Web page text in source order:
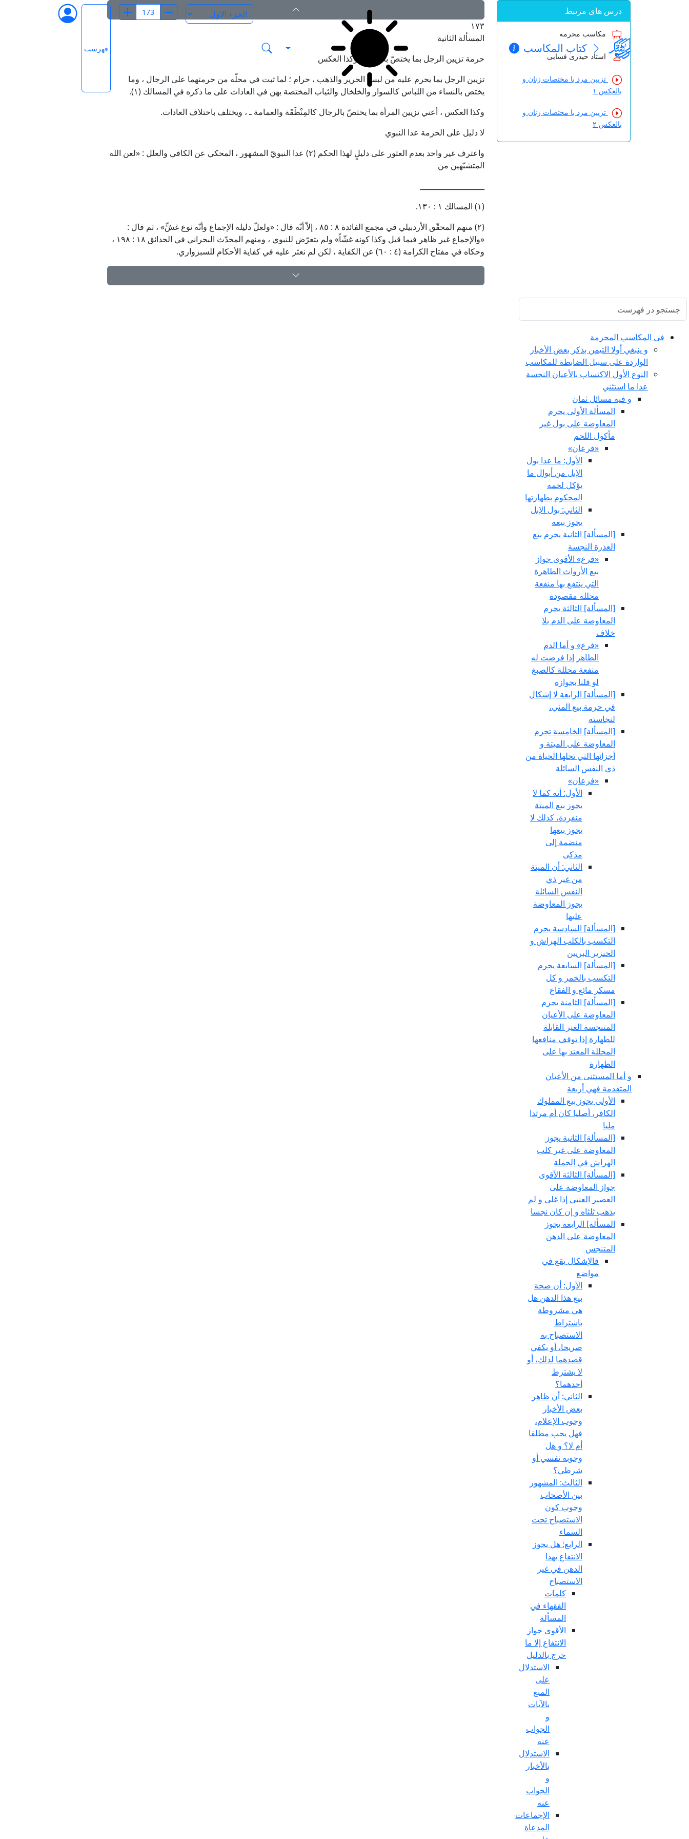
کتاب المکاسب فهرست
١٧٣
المسألة الثانية
حرمة تزيين الرجل بما يختصّ بالنساء ، وكذا العكس
تزيين الرجل بما يحرم عليه من لبس الحرير والذهب‌ ، حرام ؛ لما ثبت في محلّه من حرمتهما على الرجال ، وما
يختص بالنساء من اللباس كالسوار والخلخال والثياب المختصة بهن في العادات على ما ذكره في المسالك (١)
.
وكذا العكس ، أعني تزيين المرأة بما يختصّ بالرجال كالمِنْطَقَة والعمامة ـ ، ويختلف باختلاف العادات.
لا دليل على الحرمة عدا النبوي
واعترف غير واحد بعدم العثور على دليلٍ لهذا الحكم (٢)
عدا النبويّ المشهور ، المحكي عن الكافي والعلل : «لعن الله
المتشبّهين من‌
(١) المسالك ١ : ١٣٠.
(٢) منهم المحقّق الأردبيلي في مجمع الفائدة ٨ : ٨٥ ، إلاّ أنّه قال : «ولعلّ دليله الإجماع وأنّه نوع غشٍّ» ، ثم قال :
«والإجماع غير ظاهر فيما قيل وكذا كونه غشّاً» ولم يتعرّض للنبوي ، ومنهم المحدّث البحراني في الحدائق ١٨ : ١٩٨ ،
وحكاه في مفتاح الكرامة (٤ : ٦٠) عن الكفاية ، لكن لم نعثر عليه في كفاية الأحكام للسبزواري.
درس های مرتبط
مکاسب محرمه
استاد حیدری فسایی
تزیین مرد با مختصات زنان و
بالعکس ۱
تزیین مرد با مختصات زنان و
بالعکس ۲
في المكاسب المحرمة
و ينبغي أولا التيمن بذكر بعض الأخبار
الواردة على سبيل الضابطة للمكاسب
النوع الأول الاكتساب بالأعيان النجسة
عدا ما استثني
و فيه مسائل ثمان
المسألة الأولى يحرم
المعاوضة على بول غير
مأكول اللحم
«فرعان»
الأول: ما عدا بول
الإبل من أبوال ما
يؤكل لحمه
المحكوم بطهارتها
الثاني: بول الإبل
يجوز بيعه
[المسألة] الثانية يحرم بيع
العذرة النجسة
«فرع» الأقوى جواز
بيع الأرواث الطاهرة
التي ينتفع بها منفعة
محللة مقصودة
[المسألة] الثالثة يحرم
المعاوضة على الدم بلا
خلاف
«فرع» و أما الدم
الطاهر إذا فرضت له
منفعة محللة كالصبغ
لو قلنا بجوازه
[المسألة] الرابعة لا إشكال
في حرمة بيع المني،
لنجاسته
[المسألة] الخامسة تحرم
المعاوضة على الميتة و
أجزائها التي تحلها الحياة من
ذي النفس السائلة
«فرعان»
الأول: أنه كما لا
يجوز بيع الميتة
منفردة، كذلك لا
يجوز بيعها
منضمة إلى
مذكى
الثاني: أن الميتة
من غير ذي
النفس السائلة
يجوز المعاوضة
عليها
[المسألة] السادسة يحرم
التكسب بالكلب الهراش و
الخنزير البريين
[المسألة] السابعة يحرم
التكسب بالخمر و كل
مسكر مائع و الفقاع
[المسألة] الثامنة يحرم
المعاوضة على الأعيان
المتنجسة الغير القابلة
للطهارة إذا توقف منافعها
المحللة المعتد بها على
الطهارة
و أما المستثنى من الأعيان
المتقدمة فهي أربعة
الأولى يجوز بيع المملوك
الكافر، أصليا كان أم مرتدا
مليا
[المسألة] الثانية يجوز
المعاوضة على غير كلب
الهراش في الجملة
[المسألة] الثالثة الأقوى
جواز المعاوضة على
العصير العنبي إذا غلى و لم
يذهب ثلثاه و إن كان نجسا
المسألة] الرابعة يجوز
المعاوضة على الدهن
المتنجس
فالإشكال يقع في
مواضع
الأول: أن صحة
بيع هذا الدهن هل
هي مشروطة
باشتراط
الاستصباح به
صريحا، أو يكفي
قصدهما لذلك، أو
لا يشترط
أحدهما؟
الثاني: أن ظاهر
بعض الأخبار
وجوب الإعلام،
فهل يجب مطلقا
أم لا؟ و هل
وجوبه نفسي أو
شرطي؟
الثالث: المشهور
بين الأصحاب
وجوب كون
الاستصباح تحت
السماء
الرابع: هل يجوز
الانتفاع بهذا
الدهن في غير
الاستصباح
كلمات
الفقهاء في
المسألة
الأقوى جواز
الانتفاع إلا ما
خرج بالدليل
الاستدلال
على
المنع
بالآيات
و
الجواب
عنه
الاستدلال
بالأخبار
و
الجواب
عنه
الإجماعات
المدعاة